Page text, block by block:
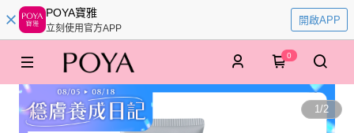
POYA寶雅
立刻使用官方APP
開啟APP
0
1/2